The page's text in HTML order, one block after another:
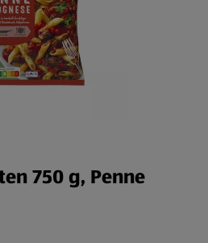
750 g, Penne